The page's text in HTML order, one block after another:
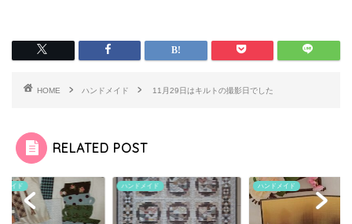
HOME ハンドメイド 11月29日はキルトの撮影日でした
RELATED POST
メイド ハンドメイド ハンドメイド